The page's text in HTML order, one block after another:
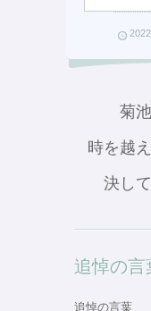
菊
時を越
決し
追悼の言
追悼の言葉